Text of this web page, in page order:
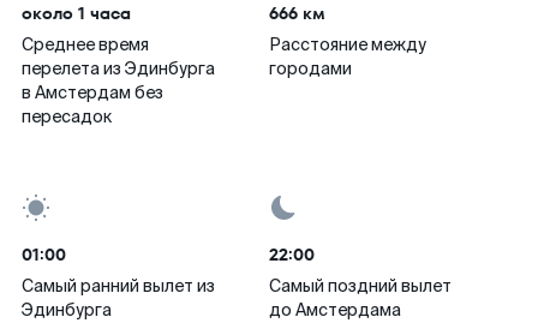
около 1 часа
Среднее время
перелета из Эдинбурга
в Амстердам без
пересадок
666 км
Расстояние между
городами
01:00
Самый ранний вылет из
Эдинбурга
22:00
Самый поздний вылет
до Амстердама